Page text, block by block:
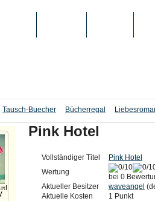
Tausch-Buecher Bücherregal
Pink Hotel
Vollständiger Titel
Pink Hotel
Wertung
bei 0
Aktueller Besitzer
waveangel
Aktuelle Kosten
1 Punkt